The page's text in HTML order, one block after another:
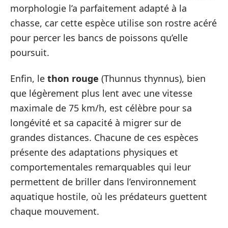
morphologie l’a parfaitement adapté à la
chasse, car cette espèce utilise son rostre acéré
pour percer les bancs de poissons qu’elle
poursuit.
Enfin, le thon rouge (Thunnus thynnus), bien
que légèrement plus lent avec une vitesse
maximale de 75 km/h, est célèbre pour sa
longévité et sa capacité à migrer sur de
grandes distances. Chacune de ces espèces
présente des adaptations physiques et
comportementales remarquables qui leur
permettent de briller dans l’environnement
aquatique hostile, où les prédateurs guettent
chaque mouvement.